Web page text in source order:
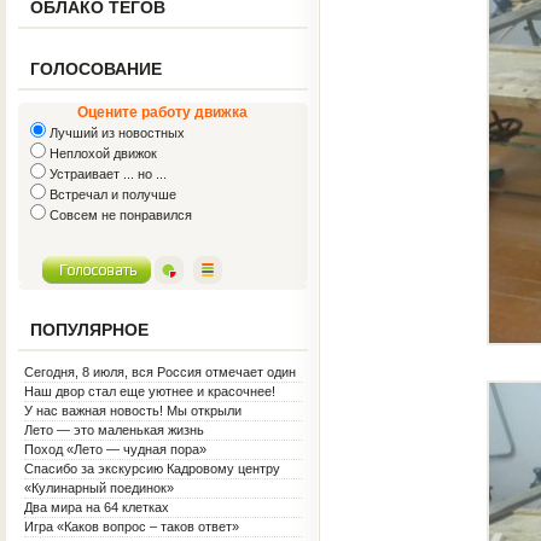
ОБЛАКО ТЕГОВ
ГОЛОСОВАНИЕ
Оцените работу движка
Лучший из новостных
Неплохой движок
Устраивает ... но ...
Встречал и получше
Совсем не понравился
ПОПУЛЯРНОЕ
Сегодня, 8 июля, вся Россия отмечает один
из самых светлых праздников — День
семьи, любви и верности!
Наш двор стал еще уютнее и красочнее!
У нас важная новость! Мы открыли
Социальную гостиную.
Лето — это маленькая жизнь
Поход «Лето — чудная пора»
Спасибо за экскурсию Кадровому центру
«Кулинарный поединок»
Два мира на 64 клетках
Игра «Каков вопрос – таков ответ»